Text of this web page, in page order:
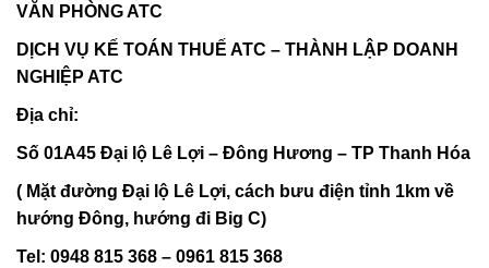
VĂN PHÒNG ATC
DỊCH VỤ KẾ TOÁN THUẾ ATC – THÀNH LẬP DOANH
NGHIỆP ATC
Địa chỉ:
Số 01A45 Đại lộ Lê Lợi – Đông Hương – TP Thanh Hóa
( Mặt đường Đại lộ Lê Lợi, cách bưu điện tỉnh 1km về
hướng Đông, hướng đi Big C)
Tel: 0948 815 368 – 0961 815 368